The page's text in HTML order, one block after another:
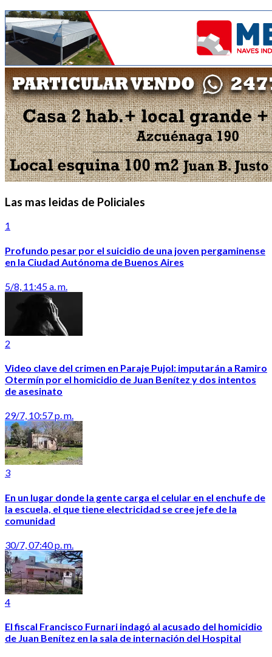
Las mas leidas de Policiales
1
Profundo pesar por el suicidio de una joven pergaminense
en la Ciudad Autónoma de Buenos Aires
5/8, 11:45 a. m.
2
Video clave del crimen en Paraje Pujol: imputarán a Ramiro
Otermín por el homicidio de Juan Benítez y dos intentos
de asesinato
29/7, 10:57 p. m.
3
En un lugar donde la gente carga el celular en el enchufe de
la escuela, el que tiene electricidad se cree jefe de la
comunidad
30/7, 07:40 p. m.
4
El fiscal Francisco Furnari indagó al acusado del homicidio
de Juan Benítez en la sala de internación del Hospital